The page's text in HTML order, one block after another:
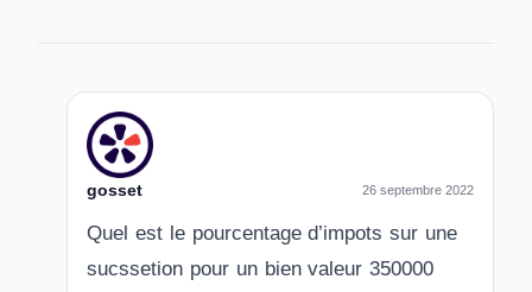
gosset 26 septembre 2022
Quel est le pourcentage d’impots sur une
sucssetion pour un bien valeur 350000